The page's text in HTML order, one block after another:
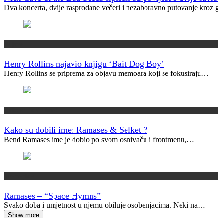
Dva koncerta, dvije rasprodane večeri i nezaboravno putovanje
Henry Rollins najavio knjigu ‘Bait Dog Boy’
Henry Rollins se priprema za objavu memoara koji se fokusiraju…
Kako su dobili ime: Ramases & Selket ?
Bend Ramases ime je dobio po svom osnivaču i frontmenu,…
Ramases – “Space Hymns”
Svako doba i umjetnost u njemu obiluje osobenjacima. Neki na…
Show more